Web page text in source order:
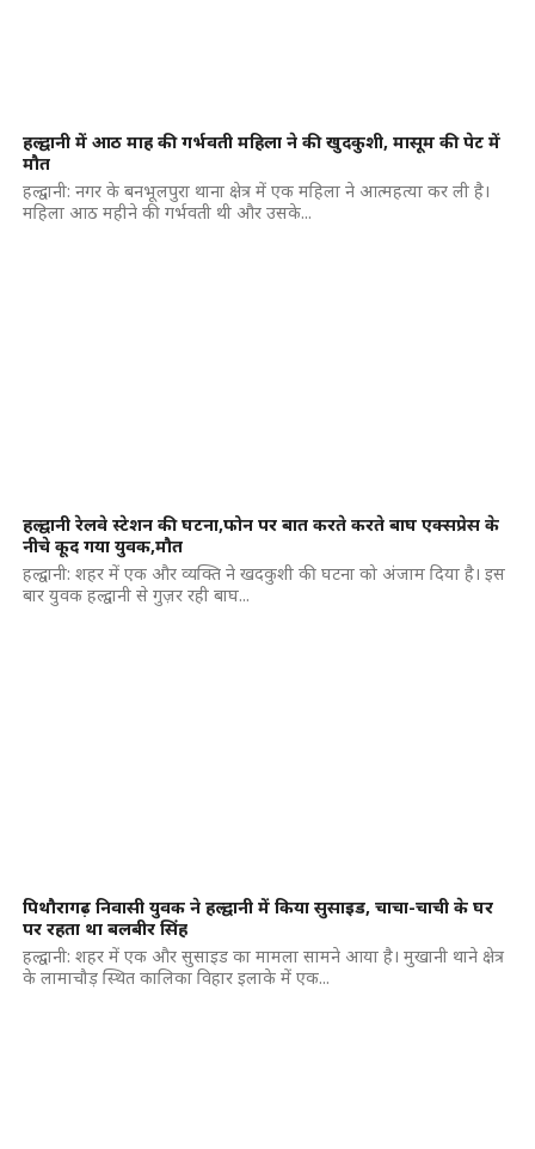
हल्द्वानी में आठ माह की गर्भवती महिला ने की खुदकुशी, मासूम की पेट में
मौत
हल्द्वानी: नगर के बनभूलपुरा थाना क्षेत्र में एक महिला ने आत्महत्या कर ली है।
महिला आठ महीने की गर्भवती थी और उसके...
हल्द्वानी रेलवे स्टेशन की घटना,फोन पर बात करते करते बाघ एक्सप्रेस के
नीचे कूद गया युवक,मौत
हल्द्वानी: शहर में एक और व्यक्ति ने खदकुशी की घटना को अंजाम दिया है। इस
बार युवक हल्द्वानी से गुज़र रही बाघ...
पिथौरागढ़ निवासी युवक ने हल्द्वानी में किया सुसाइड, चाचा-चाची के घर
पर रहता था बलबीर सिंह
हल्द्वानी: शहर में एक और सुसाइड का मामला सामने आया है। मुखानी थाने क्षेत्र
के लामाचौड़ स्थित कालिका विहार इलाके में एक...